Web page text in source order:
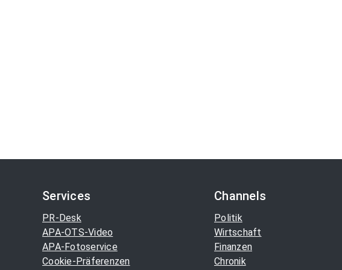
Services
PR-Desk
APA-OTS-Video
APA-Fotoservice
Cookie-Präferenzen
Channels
Politik
Wirtschaft
Finanzen
Chronik